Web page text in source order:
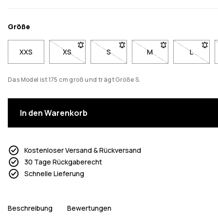
Größe
XXS XS- Größe XS nicht verfügbar. Klicke, um
S- Größe S nicht verfügbar. Klicke,
M- Größe M nicht
L- Größe
Das Model ist 175 cm groß und trägt Größe S.
In den Warenkorb
Kostenloser Versand & Rückversand
30 Tage Rückgaberecht
Schnelle Lieferung
Beschreibung Bewertungen